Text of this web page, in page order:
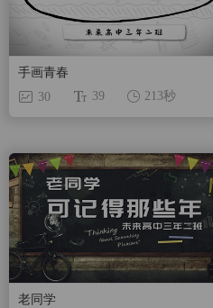
手画青春
30
39 213秒
老同学